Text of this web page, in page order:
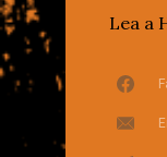
Lea a